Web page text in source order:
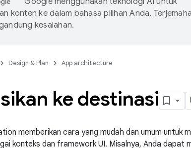
konten ke dalam bahasa pilihan Anda.
kesalahan.
Design & Plan App architecture
ke destinasi
memberikan cara yang mudah dan umum untuk
konteks dan framework UI. Misalnya, Anda dapat